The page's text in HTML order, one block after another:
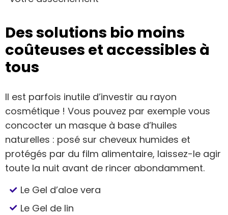
Des solutions bio moins
coûteuses et accessibles à
tous
Il est parfois inutile d’investir au rayon
cosmétique ! Vous pouvez par exemple vous
concocter un masque à base d’huiles
naturelles : posé sur cheveux humides et
protégés par du film alimentaire, laissez-le agir
toute la nuit avant de rincer abondamment.
Le Gel d’aloe vera
Le Gel de lin